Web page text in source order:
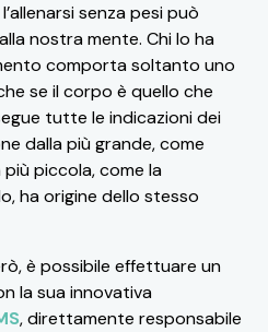
senza pesi può
nostra mente. Chi lo ha
comporta soltanto uno
se il corpo è quello che
tutte le indicazioni dei
dalla più grande, come
più piccola, come la
ha origine dello stesso
è possibile effettuare un
la sua innovativa
, direttamente responsabile